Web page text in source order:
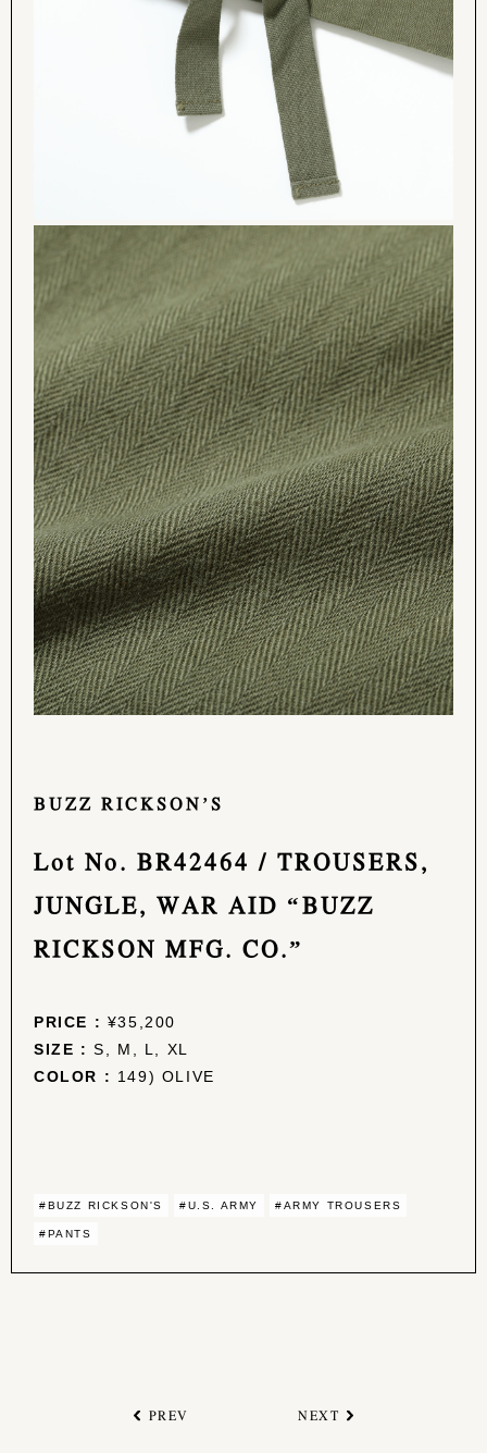
BUZZ RICKSON’S
Lot No. BR42464 / TROUSERS,
JUNGLE, WAR AID “BUZZ
RICKSON MFG. CO.”
PRICE : ¥35,200
SIZE : S, M, L, XL
COLOR : 149) OLIVE
#BUZZ RICKSON'S #U.S. ARMY #ARMY TROUSERS
#PANTS
PREV NEXT